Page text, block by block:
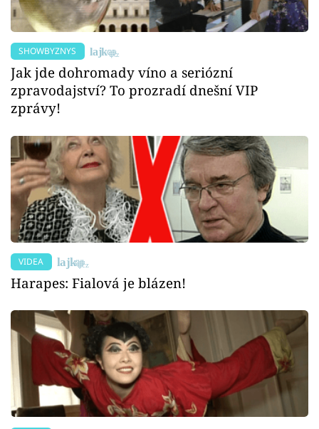
SHOWBYZNYS
Jak jde dohromady víno a seriózní
zpravodajství? To prozradí dnešní VIP
zprávy!
VIDEA
Harapes: Fialová je blázen!